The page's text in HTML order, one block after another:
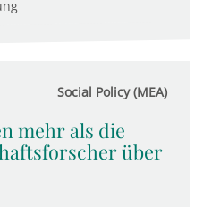
Social Policy (MEA)
mehr als die
über